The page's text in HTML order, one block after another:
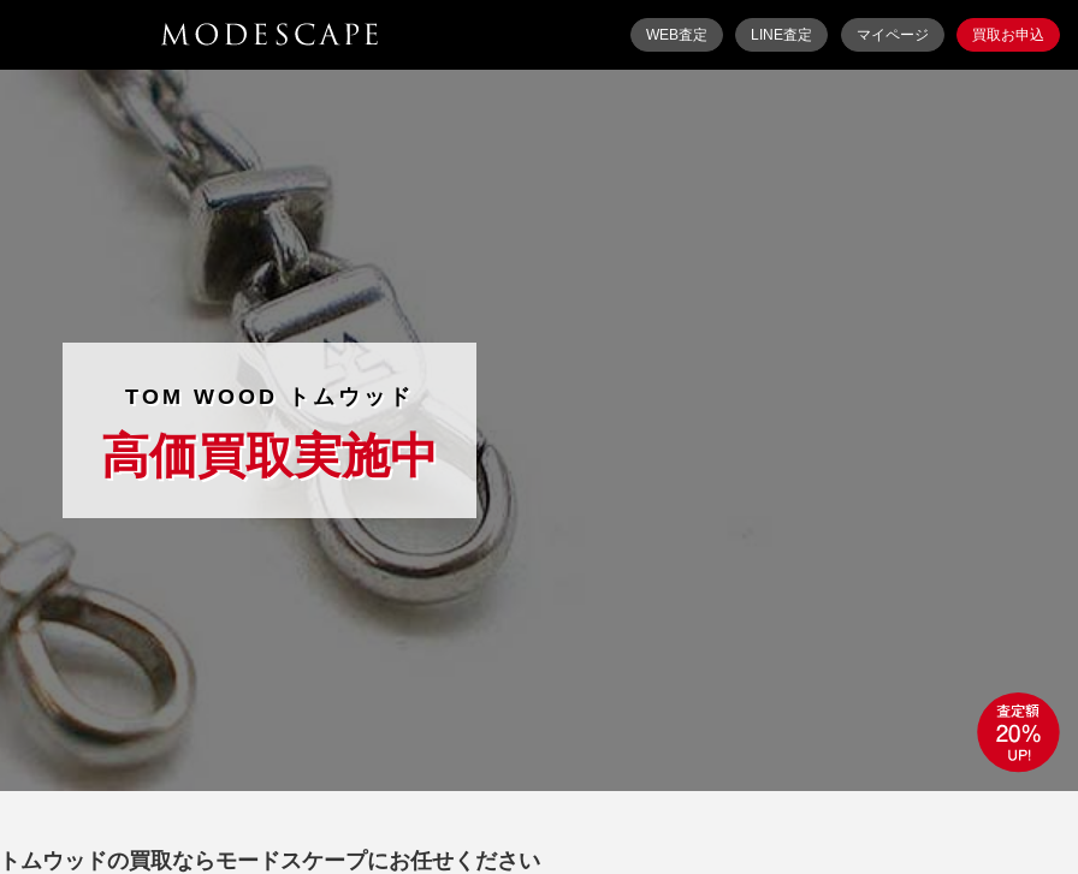
WEB査定 LINE査定 マイページ 買取お申込
TOM WOOD トムウッド
高価買取実施中
トムウッドの買取ならモードスケープにお任せください